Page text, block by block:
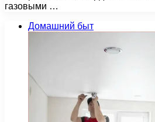
газовыми …
Домашний быт